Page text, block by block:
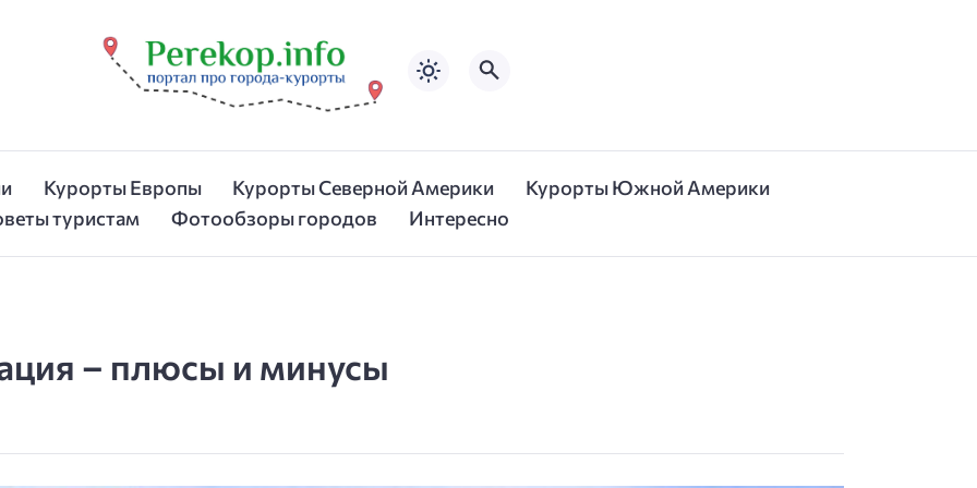
Курорты Европы Курорты Северной Америки
Курорты Южной Америки
туристам
Фотообзоры городов Интересно
– плюсы и минусы